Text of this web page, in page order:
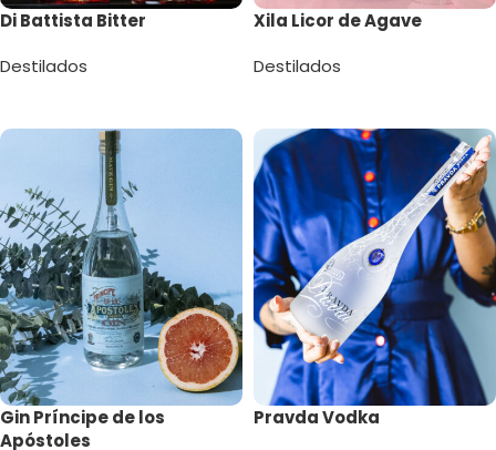
Di Battista Bitter
Destilados
Xila Licor de Agave
Destilados
Gin Príncipe de los
Apóstoles
Pravda Vodka